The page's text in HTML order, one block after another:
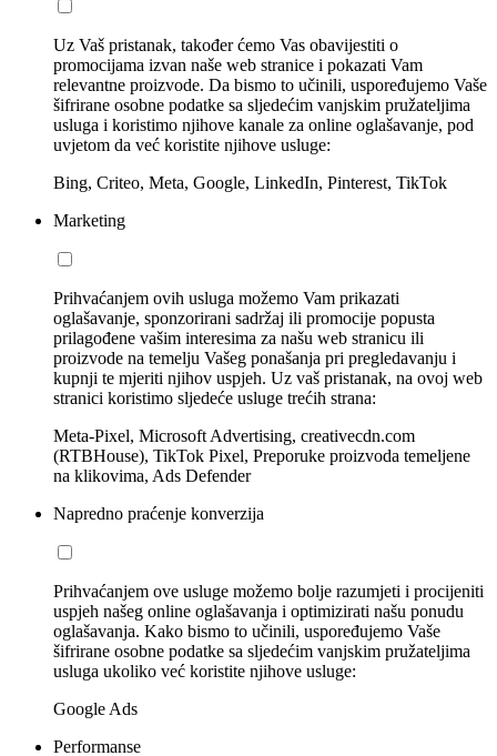
Uz Vaš pristanak, također ćemo Vas obavijestiti o
promocijama izvan naše web stranice i pokazati Vam
relevantne proizvode. Da bismo to učinili, uspoređujemo Vaše
šifrirane osobne podatke sa sljedećim vanjskim pružateljima
usluga i koristimo njihove kanale za online oglašavanje, pod
uvjetom da već koristite njihove usluge:
Bing, Criteo, Meta, Google, LinkedIn, Pinterest, TikTok
Marketing
Prihvaćanjem ovih usluga možemo Vam prikazati
oglašavanje, sponzorirani sadržaj ili promocije popusta
prilagođene vašim interesima za našu web stranicu ili
proizvode na temelju Vašeg ponašanja pri pregledavanju i
kupnji te mjeriti njihov uspjeh. Uz vaš pristanak, na ovoj web
stranici koristimo sljedeće usluge trećih strana:
Meta-Pixel, Microsoft Advertising, creativecdn.com
(RTBHouse), TikTok Pixel, Preporuke proizvoda temeljene
na klikovima, Ads Defender
Napredno praćenje konverzija
Prihvaćanjem ove usluge možemo bolje razumjeti i procijeniti
uspjeh našeg online oglašavanja i optimizirati našu ponudu
oglašavanja. Kako bismo to učinili, uspoređujemo Vaše
šifrirane osobne podatke sa sljedećim vanjskim pružateljima
usluga ukoliko već koristite njihove usluge:
Google Ads
Performanse